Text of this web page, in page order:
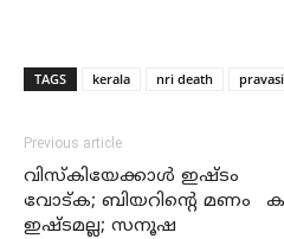
TAGS kerala nri death pravasi
Previous article
വിസ്‌കിയേക്കാള്‍ ഇഷ്ടം
വോട്ക; ബിയറിന്റെ മണം
ഇഷ്ടമല്ല; സനൂഷ